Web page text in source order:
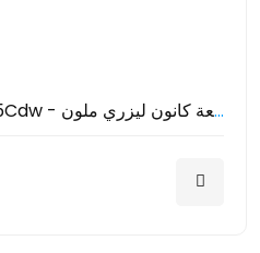
Canon i-SENSYS MF655Cdw - طابعة كانون ليزري ملون